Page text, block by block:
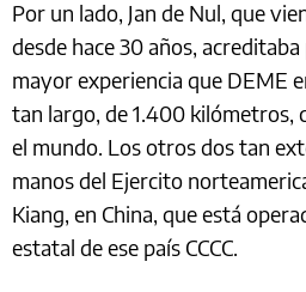
Por un lado, Jan de Nul, que
desde hace 30 años,
mayor experiencia que DEME
tan largo, de 1.400 kilómetros,
el mundo. Los otros dos tan
manos del Ejercito
Kiang, en China, que está
estatal de ese país CCCC.